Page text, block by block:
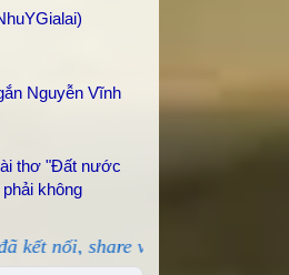
Nguyễn Vĩnh
thơ "Đất nước
không
like ủng hộ!